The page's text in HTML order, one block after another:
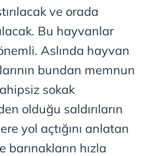
ve orada
Bu hayvanlar
Aslında hayvan
bundan memnun
sokak
olduğu saldırıların
yol açtığını anlatan
hızla